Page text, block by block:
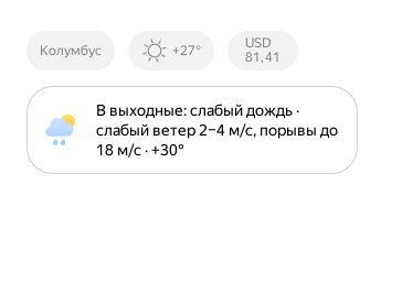
Колумбус +27°
Курсы ЦБ
РФ
USD
81,41
В выходные: слабый дождь ·
слабый ветер 2⁠–⁠4 м⁠/⁠с, порывы до
18 м⁠/⁠с · +30⁠°